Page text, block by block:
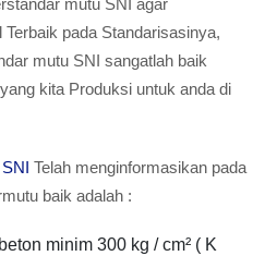
mutu SNI agar
pada Standarisasinya,
mutu SNI sangatlah baik
kita Produksi untuk anda di
Telah menginformasikan pada
baik adalah :
minim 300 kg / cm² ( K